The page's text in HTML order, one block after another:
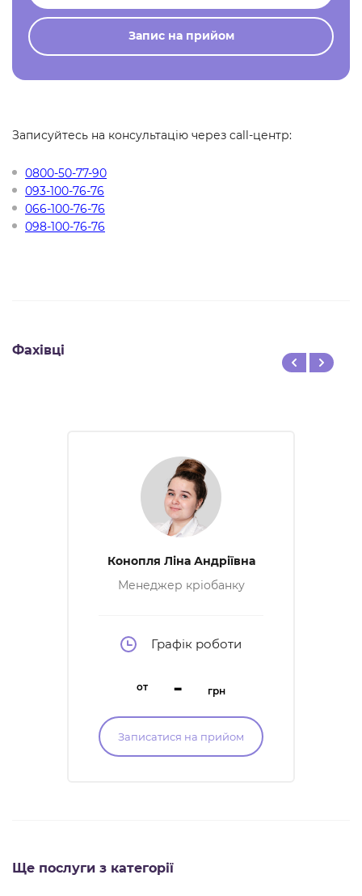
Запис на прийом
Записуйтесь на консультацію через call-центр:
0800-50-77-90
093-100-76-76
066-100-76-76
098-100-76-76
Фахівці
Конопля Ліна Андріївна
Менеджер кріобанку
Графік роботи
от - грн
Записатися на прийом
Ще послуги з категорії